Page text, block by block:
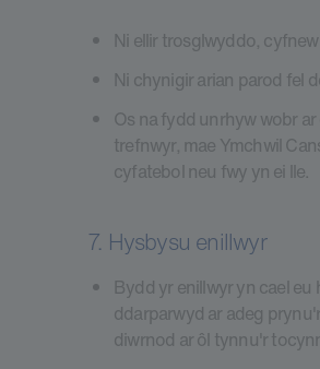
Ni ellir trosglwyddo,
Ni chynigir arian parod fel
Os na fydd unrhyw wobr
trefnwyr, mae Ymchwil
cyfatebol neu fwy yn ei lle.
7. Hysbysu enillwyr
Bydd yr enillwyr yn cael
ddarparwyd ar adeg
diwrnod ar ôl tynnu'r